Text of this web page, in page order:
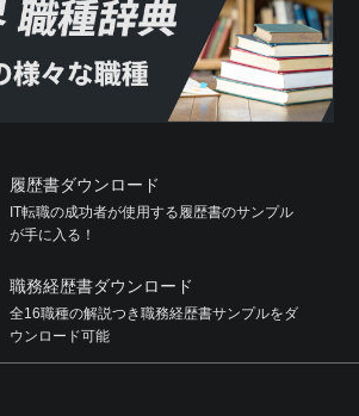
履歴書ダウンロード
IT転職の成功者が使用する履歴書のサンプル
が手に入る！
職務経歴書ダウンロード
全16職種の解説つき職務経歴書サンプルをダ
ウンロード可能